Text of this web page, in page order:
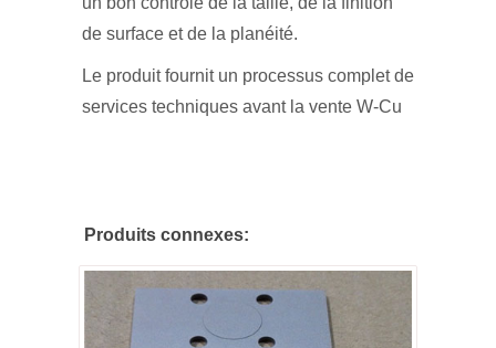
de surface et de la planéité.
Le produit fournit un processus complet de
services techniques avant la vente W-Cu
Produits connexes: